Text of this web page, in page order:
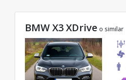
modelo ideal de la categoría
tarifas excelentes desde solo
BMW X3 XDrive o similar